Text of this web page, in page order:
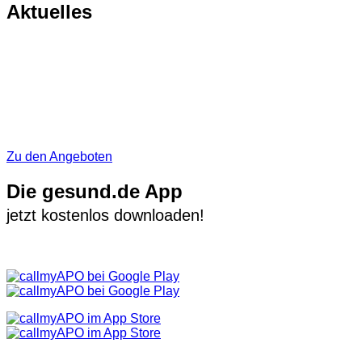
Aktuelles
Zu den Angeboten
Die gesund.de App
jetzt kostenlos downloaden!